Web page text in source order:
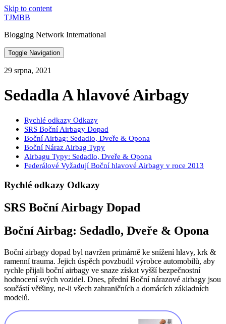
Skip to content
TJMBB
Blogging Network International
Toggle Navigation
29 srpna, 2021
Sedadla A hlavové Airbagy
Rychlé odkazy Odkazy
SRS Boční Airbagy Dopad
Boční Airbag: Sedadlo, Dveře & Opona
Boční Náraz Airbag Typy
Airbagu Typy: Sedadlo, Dveře & Opona
Federálové Vyžadují Boční hlavové Airbagy v roce 2013
Rychlé odkazy Odkazy
SRS Boční Airbagy Dopad
Boční Airbag: Sedadlo, Dveře & Opona
Boční airbagy dopad byl navržen primárně ke snížení hlavy, krk &
ramenní trauma. Jejich úspěch povzbudil výrobce automobilů, aby
rychle přijali boční airbagy ve snaze získat vyšší bezpečnostní
hodnocení svých vozidel. Dnes, přední Boční nárazové airbagy jsou
součástí většiny, ne-li všech zahraničních a domácích základních
modelů.